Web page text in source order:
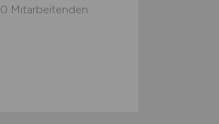
Mitarbeitenden